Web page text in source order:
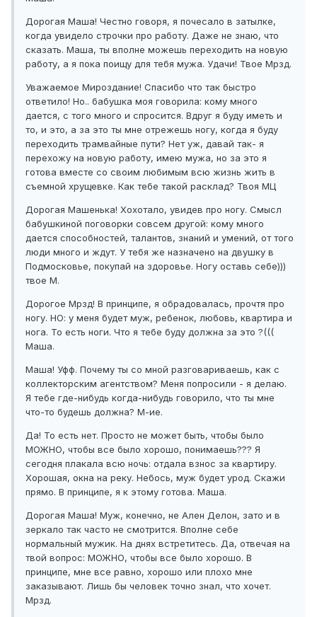
Дорогая Маша! Честно говоря, я почесало в затылке,
когда увидело строчки про работу. Даже не знаю, что
сказать. Маша, ты вполне можешь переходить на новую
работу, а я пока поищу для тебя мужа. Удачи! Твое Мрзд.
Уважаемое Мироздание! Спасибо что так быстро
ответило! Но.. бабушка моя говорила: кому много
дается, с того много и спросится. Вдруг я буду иметь и
то, и это, а за это ты мне отрежешь ногу, когда я буду
переходить трамвайные пути? Нет уж, давай так- я
перехожу на новую работу, имею мужа, но за это я
готова вместе со своим любимым всю жизнь жить в
съемной хрущевке. Как тебе такой расклад? Твоя МЦ
Дорогая Машенька! Хохотало, увидев про ногу. Смысл
бабушкиной поговорки совсем другой: кому много
дается способностей, талантов, знаний и умений, от того
люди много и ждут. У тебя же назначено на двушку в
Подмосковье, покупай на здоровье. Ногу оставь себе)))
твое М.
Дорогое Мрзд! В принципе, я обрадовалась, прочтя про
ногу. НО: у меня будет муж, ребенок, любовь, квартира и
нога. То есть ноги. Что я тебе буду должна за это ?(((
Маша.
Маша! Уфф. Почему ты со мной разговариваешь, как с
коллекторским агентством? Меня попросили - я делаю.
Я тебе где-нибудь когда-нибудь говорило, что ты мне
что-то будешь должна? М-ие.
Да! То есть нет. Просто не может быть, чтобы было
МОЖНО, чтобы все было хорошо, понимаешь??? Я
сегодня плакала всю ночь: отдала взнос за квартиру.
Хорошая, окна на реку. Небось, муж будет урод. Скажи
прямо. В принципе, я к этому готова. Маша.
Дорогая Маша! Муж, конечно, не Ален Делон, зато и в
зеркало так часто не смотрится. Вполне себе
нормальный мужик. На днях встретитесь. Да, отвечая на
твой вопрос: МОЖНО, чтобы все было хорошо. В
принципе, мне все равно, хорошо или плохо мне
заказывают. Лишь бы человек точно знал, что хочет.
Мрзд.